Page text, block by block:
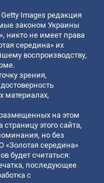
Images редакция
законом Украины
никто не имеет права
середина» их
воспроизводству,
зрения,
на этом
этого сайта,
но без
середина»
будет считаться:
последующее
с